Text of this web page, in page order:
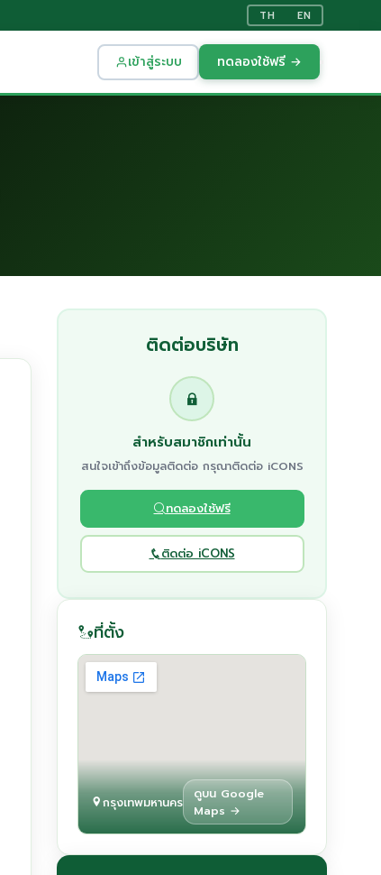
TH EN
เข้าสู่ระบบ ทดลองใช้ฟรี →
ติดต่อบริษัท
สำหรับสมาชิกเท่านั้น
สนใจเข้าถึงข้อมูลติดต่อ กรุณาติดต่อ iCONS
ทดลองใช้ฟรี
ติดต่อ iCONS
ที่ตั้ง
กรุงเทพมหานคร
ดูบน Google
Maps →